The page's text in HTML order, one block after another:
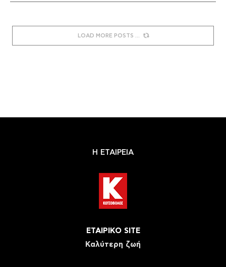
LOAD MORE POSTS
Η ΕΤΑΙΡΕΙΑ
ΕΤΑΙΡΙΚΟ SITE
Καλύτερη ζωή